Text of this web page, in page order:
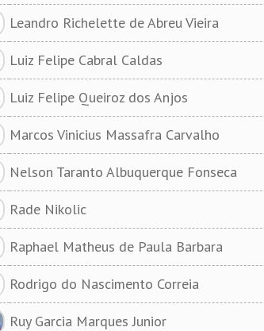
Leandro Richelette de Abreu Vieira
Luiz Felipe Cabral Caldas
Luiz Felipe Queiroz dos Anjos
Marcos Vinicius Massafra Carvalho
Nelson Taranto Albuquerque Fonseca
Rade Nikolic
Raphael Matheus de Paula Barbara
Rodrigo do Nascimento Correia
Ruy Garcia Marques Junior